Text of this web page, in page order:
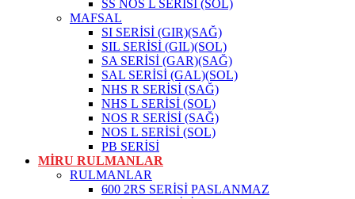
SS NOS L SERİSİ (SOL)
MAFSAL
SI SERİSİ (GIR)(SAĞ)
SIL SERİSİ (GIL)(SOL)
SA SERİSİ (GAR)(SAĞ)
SAL SERİSİ (GAL)(SOL)
NHS R SERİSİ (SAĞ)
NHS L SERİSİ (SOL)
NOS R SERİSİ (SAĞ)
NOS L SERİSİ (SOL)
PB SERİSİ
MİRU RULMANLAR
RULMANLAR
600 2RS SERİSİ PASLANMAZ